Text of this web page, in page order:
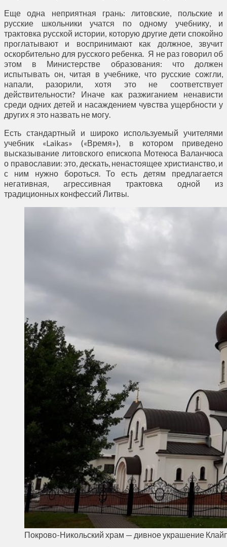
Еще одна неприятная грань: литовские, польские и
русские школьники учатся по одному учебнику, и
трактовка русской истории, которую другие дети спокойно
проглатывают и воспринимают как должное, звучит
оскорбительно для русского ребенка. Я не раз говорил об
этом в Министерстве образования: что должен
испытывать он, читая в учебнике, что русские сожгли,
напали, разорили, хотя это не соответствует
действительности? Иначе как разжиганием ненависти
среди одних детей и насаждением чувства ущербности у
других я это назвать не могу.
Есть стандартный и широко используемый учителями
учебник «Laikas» («Время»), в котором приведено
высказывание литовского епископа Мотеюса Валанчюса
о православии: это, дескать, ненастоящее христианство, и
с ним нужно бороться. То есть детям предлагается
негативная, агрессивная трактовка одной из
традиционных конфессий Литвы.
Покрово-Никольский храм — дивное украшение